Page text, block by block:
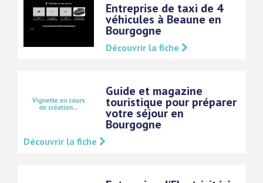
Entreprise de taxi de 4
véhicules à Beaune en
Bourgogne
Découvrir la fiche
Guide et magazine
touristique pour préparer
votre séjour en
Bourgogne
Découvrir la fiche